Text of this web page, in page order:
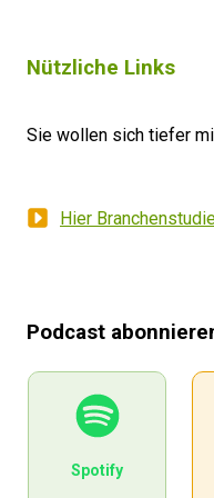
"Allein, aber nicht
→ 79 % aller
→ Zahlen zeigen:
→ Orientierung &
Nützliche Links
Sie wollen sich tiefer
Hier
Podcast
Spotify